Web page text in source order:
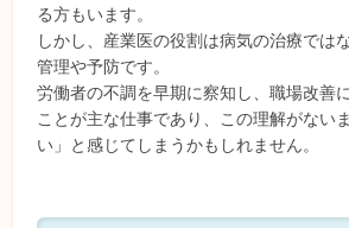
る方もいます。
しかし、産業医の役割は病気の治療では
管理や予防です。
労働者の不調を早期に察知し、職場改善
ことが主な仕事であり、この理解がない
い」と感じてしまうかもしれません。